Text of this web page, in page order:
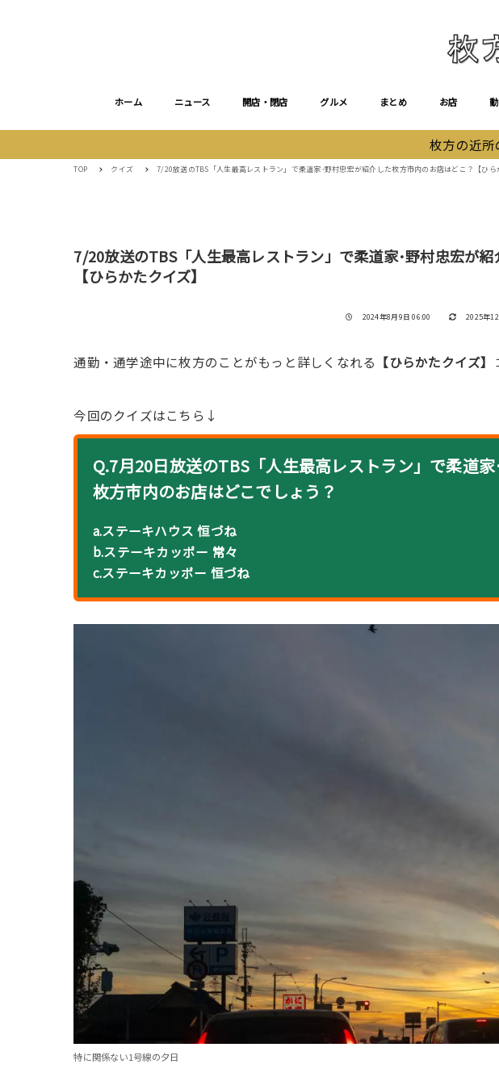
ホーム ニュース 開店・閉店 グルメ まとめ お店
枚方の近
TOP クイズ 7/20放送のTBS「人生最高レストラン」で柔道家･野村忠宏が紹介した枚方市内のお店はどこ？【ひら
7/20放送のTBS「人生最高レストラン」で柔道家･野村忠宏が
【ひらかたクイズ】
投稿日
2024年8月9日 06:00 更新日
2025年
通勤・通学途中に枚方のことがもっと詳しくなれる 【ひらかたクイズ】
今回のクイズはこちら↓
Q.7月20日放送のTBS「人生最高レストラン」で柔道
枚方市内のお店はどこでしょう？
a.ステーキハウス 恒づね
b.ステーキカッポー 常々
c.ステーキカッポー 恒づね
特に関係ない1号線の夕日